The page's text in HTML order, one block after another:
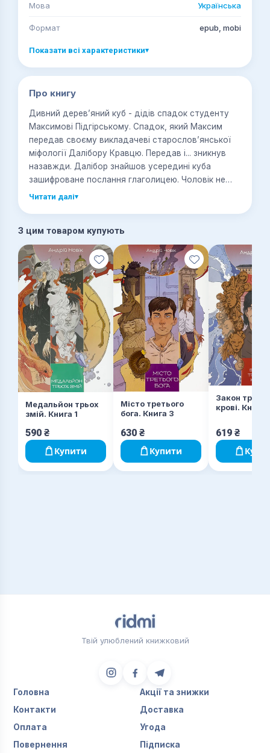
Мова Українська
Формат epub, mobi
Показати всі характеристики▾
Про книгу
Дивний дерев’яний куб - дідів спадок студенту
Максимові Підгірському. Спадок, який Максим
передав своєму викладачеві старослов’янської
міфології Далібору Кравцю. Передав і... зникнув
назавжди. Далібор знайшов усередині куба
зашифроване послання глаголицею. Чоловік не
знав, що з тієї миті на нього відкрито смертельне
запекле змагання. І мета обох - знайти Далібора
якомога раніше. Бо лише він має ключ до загадки
містичного спадку...
Читати далі▾
З цим товаром купують
Медальйон трьох
змій. Книга 1
590 ₴
Купити
Місто третього
бога. Книга 3
630 ₴
Купити
Закон
крові. Книга
619 ₴
Твій улюблений книжковий
Головна
Акції та знижки
Контакти
Доставка
Оплата
Угода
Повернення
Підписка